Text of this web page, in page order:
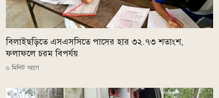
বিলাইছড়িতে এসএসসিতে পাসের হার ৩২.৭৩ শতাংশ,
ফলাফলে চরম বিপর্যয়
০ মিনিট আগে